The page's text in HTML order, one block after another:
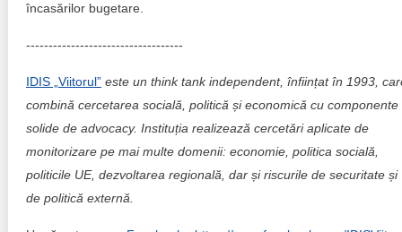
încasărilor bugetare.
-----------------------------------
IDIS „Viitorul” este un think tank independent, înființat în 1993,
combină cercetarea socială, politică și economică cu componente
solide de advocacy. Instituția realizează cercetări aplicate de
monitorizare pe mai multe domenii: economie, politica socială,
politicile UE, dezvoltarea regională, dar și riscurile de securitate și
de politică externă.